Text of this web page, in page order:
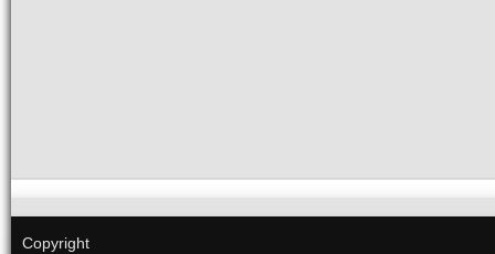
Copyright